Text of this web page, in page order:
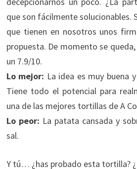
que son fácilmente solucionables.
que tienen en nosotros unos
propuesta. De momento se
un 7.9/10.
Lo mejor: La idea es muy buena
Tiene todo el potencial para
una de las mejores tortillas de A
Lo peor: La patata cansada y
sal.
Y tú… ¿has probado esta tortilla?